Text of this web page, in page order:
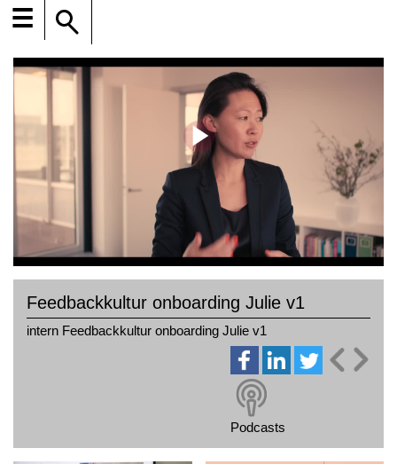
☰
Feedbackkultur onboarding Julie v1
intern Feedbackkultur onboarding Julie v1
Podcasts